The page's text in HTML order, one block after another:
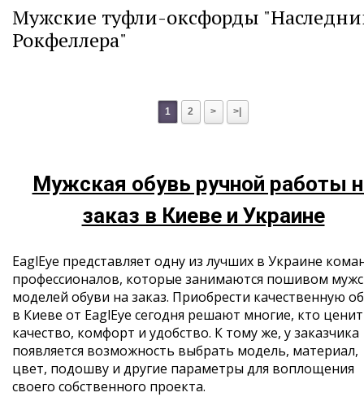
Мужские туфли-оксфорды
Рокфеллера"
1 2 > >|
Мужская обувь ручной работы
заказ в Киеве и Украине
EaglEye представляет одну из лучших в Украине
профессионалов, которые занимаются пошивом
моделей обуви на заказ. Приобрести качественную
в Киеве от EaglEye сегодня решают многие, кто ценит
качество, комфорт и удобство. К тому же, у заказчика
появляется возможность выбрать модель, материал,
цвет, подошву и другие параметры для воплощения
своего собственного проекта.